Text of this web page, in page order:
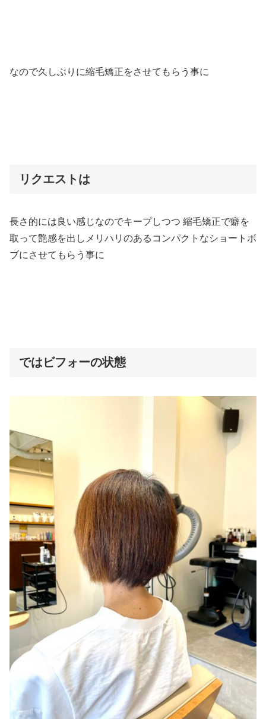
なので久しぶりに縮毛矯正をさせてもらう事に
リクエストは
長さ的には良い感じなのでキープしつつ 縮毛矯正で癖を
取って艶感を出しメリハリのあるコンパクトなショートボ
ブにさせてもらう事に
ではビフォーの状態